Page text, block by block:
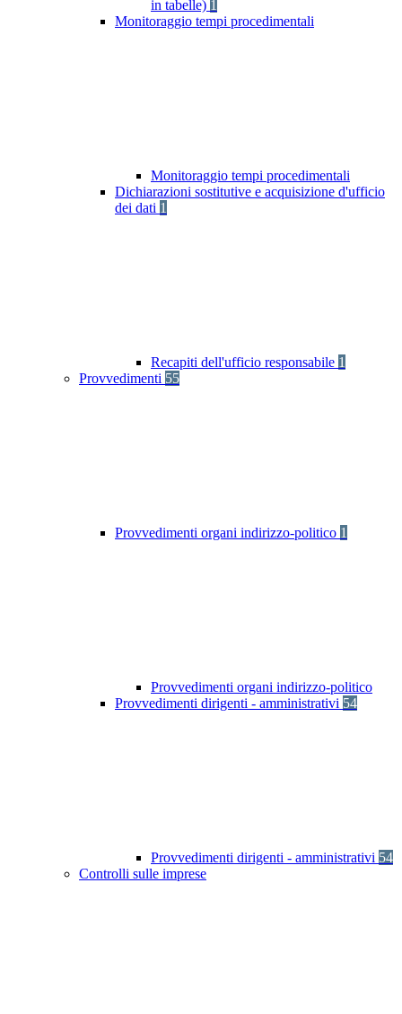
in tabelle) 1
Monitoraggio tempi procedimentali
Monitoraggio tempi procedimentali
Dichiarazioni sostitutive e acquisizione d'ufficio
dei dati 1
Recapiti dell'ufficio responsabile 1
Provvedimenti 55
Provvedimenti organi indirizzo-politico 1
Provvedimenti organi indirizzo-politico
Provvedimenti dirigenti - amministrativi 54
Provvedimenti dirigenti - amministrativi 54
Controlli sulle imprese